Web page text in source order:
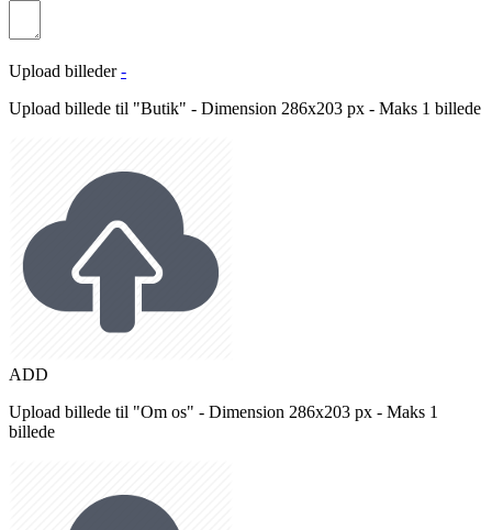
Upload billeder -
Upload billede til "Butik" - Dimension 286x203 px - Maks 1 billede
ADD
Upload billede til "Om os" - Dimension 286x203 px - Maks 1
billede